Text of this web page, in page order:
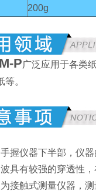
200g
P广泛应用于各类
。
握仪器下半部，仪
具有较强的穿透性
接触式测量仪器，